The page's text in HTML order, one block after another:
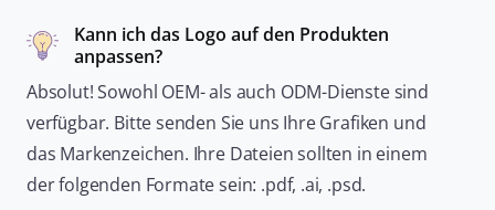
Kann ich das Logo auf den Produkten
anpassen?
Absolut! Sowohl OEM- als auch ODM-Dienste sind
verfügbar. Bitte senden Sie uns Ihre Grafiken und
das Markenzeichen. Ihre Dateien sollten in einem
der folgenden Formate sein: .pdf, .ai, .psd.